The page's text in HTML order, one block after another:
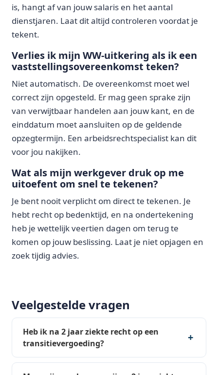
is, hangt af van jouw salaris en het aantal
dienstjaren. Laat dit altijd controleren voordat je
tekent.
Verlies ik mijn WW-uitkering als ik een
vaststellingsovereenkomst teken?
Niet automatisch. De overeenkomst moet wel
correct zijn opgesteld. Er mag geen sprake zijn
van verwijtbaar handelen aan jouw kant, en de
einddatum moet aansluiten op de geldende
opzegtermijn. Een arbeidsrechtspecialist kan dit
voor jou nakijken.
Wat als mijn werkgever druk op me
uitoefent om snel te tekenen?
Je bent nooit verplicht om direct te tekenen. Je
hebt recht op bedenktijd, en na ondertekening
heb je wettelijk veertien dagen om terug te
komen op jouw beslissing. Laat je niet opjagen en
zoek tijdig advies.
Veelgestelde vragen
Heb ik na 2 jaar ziekte recht op een
transitievergoeding?